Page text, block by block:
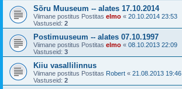
Sõru Muuseum -- alates 17.10.2014
Viimane postitus Postitas elmo « 20.10.2014 23:53
Vastuseid: 2
Postimuuseum -- alates 07.10.1997
Viimane postitus Postitas elmo « 08.10.2013 22:09
Vastuseid: 3
Kiiu vasallilinnus
Viimane postitus Postitas Robert « 21.08.2013 19:46
Vastuseid: 2